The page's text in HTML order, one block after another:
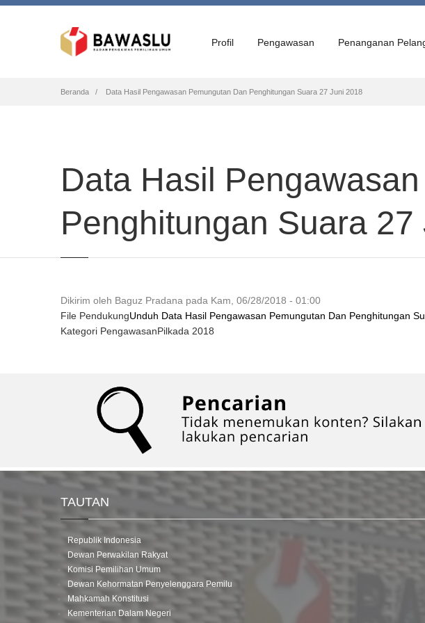
Profil Pengawasan Penanganan
Breadcrumb
Beranda Data Hasil Pengawasan Pemungutan Dan Penghitungan Suara 27 Juni 2018
Data Hasil
Penghitungan Suara 27
Dikirim oleh Baguz Pradana pada Kam, 06/28/2018 - 01:00
File PendukungUnduh Data Hasil Pengawasan Pemungutan Dan Penghitungan
Kategori PengawasanPilkada 2018
TAUTAN
Republik Indonesia
Dewan Perwakilan Rakyat
Komisi Pemilihan Umum
Dewan Kehormatan Penyelenggara Pemilu
Mahkamah Konstitusi
Kementerian Dalam Negeri